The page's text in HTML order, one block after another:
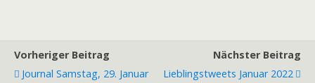
Vorheriger Beitrag
Journal Samstag, 29. Januar
Nächster Beitrag
Lieblingstweets Januar 2022